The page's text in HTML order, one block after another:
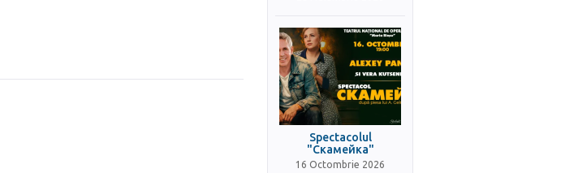
Spectacolul
"Скамейка"
16 Octombrie 2026